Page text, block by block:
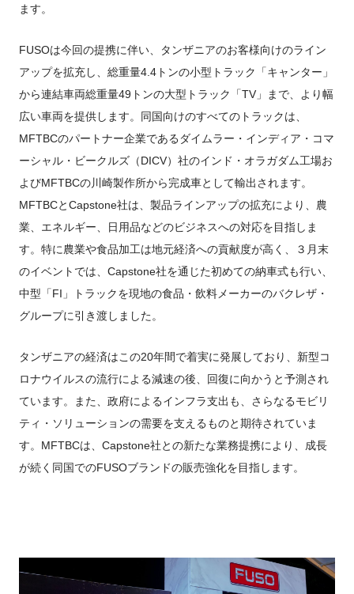
ます。
FUSOは今回の提携に伴い、タンザニアのお客様向けのライン
アップを拡充し、総重量4.4トンの小型トラック「キャンター」
から連結車両総重量49トンの大型トラック「TV」まで、より幅
広い車両を提供します。同国向けのすべてのトラックは、
MFTBCのパートナー企業であるダイムラー・インディア・コマ
ーシャル・ビークルズ（DICV）社のインド・オラガダム工場お
よびMFTBCの川崎製作所から完成車として輸出されます。
MFTBCとCapstone社は、製品ラインアップの拡充により、農
業、エネルギー、日用品などのビジネスへの対応を目指しま
す。特に農業や食品加工は地元経済への貢献度が高く、３月末
のイベントでは、Capstone社を通じた初めての納車式も行い、
中型「FI」トラックを現地の食品・飲料メーカーのバクレザ・
グループに引き渡しました。
タンザニアの経済はこの20年間で着実に発展しており、新型コ
ロナウイルスの流行による減速の後、回復に向かうと予測され
ています。また、政府によるインフラ支出も、さらなるモビリ
ティ・ソリューションの需要を支えるものと期待されていま
す。MFTBCは、Capstone社との新たな業務提携により、成長
が続く同国でのFUSOブランドの販売強化を目指します。